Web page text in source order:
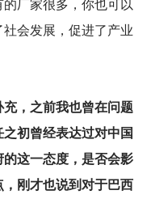
厂家很多，你也可以
会发展，促进了产业
，之前我也曾在问题
初曾经表达过对中国
这一态度，是否会影
刚才也说到对于巴西